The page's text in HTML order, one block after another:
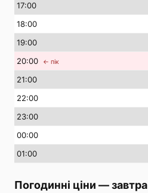
17:00
18:00
19:00
20:00 ← пік
21:00
22:00
23:00
00:00
01:00
Погодинні ціни — завтра